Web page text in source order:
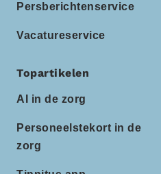
Persberichtenservice
Vacatureservice
Topartikelen
AI in de zorg
Personeelstekort in de
zorg